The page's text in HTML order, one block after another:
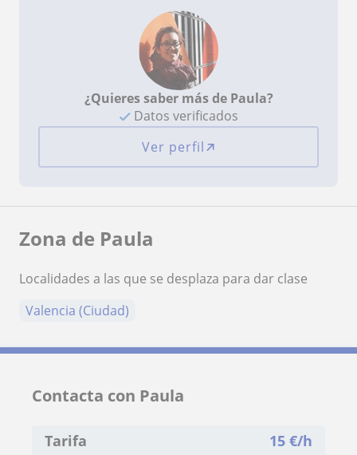
¿Quieres saber más de Paula?
Datos verificados
Ver perfil
Zona de Paula
Localidades a las que se desplaza para dar clase
Valencia (Ciudad)
Contacta con Paula
Tarifa 15 €/h